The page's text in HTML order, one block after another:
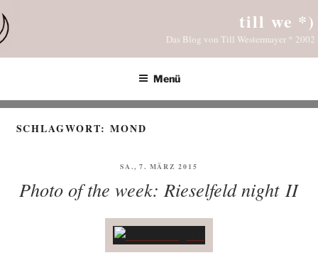
Inhalt
springen
till we *)
Das Blog von Till Westermayer * 2002
Menü
SCHLAGWORT:MOND
VERÖFFENTLICHT
SA., 7. MÄRZ 2015
Photo of the week: Rieselfeld night II